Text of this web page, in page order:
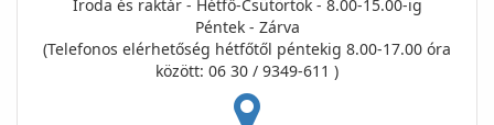
Iroda és raktár - Hétfő-Csütörtök - 8.00-15.00-ig
Péntek - Zárva
(Telefonos elérhetőség hétfőtől péntekig 8.00-17.00 óra
között: 06 30 / 9349-611 )